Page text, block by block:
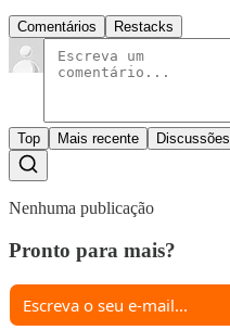
Comentários Restacks
Top Mais recente Discussões
Nenhuma publicação
Pronto para mais?